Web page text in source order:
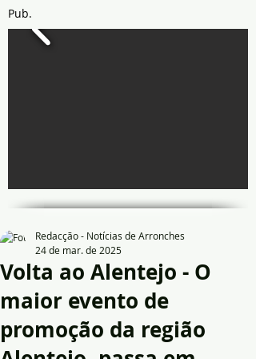
Pub.
Volta ao Alentejo - O
maior evento de
promoção da região
Redacção - Notícias de Arronches
24 de mar. de 2025